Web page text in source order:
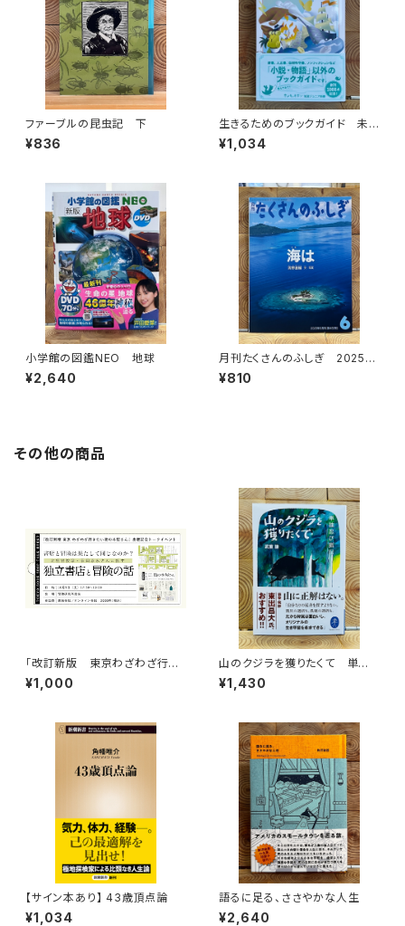
ファーブルの昆虫記 下
¥836
生きるためのブックガイド 未
来をつくる64冊
¥1,034
小学館の図鑑NEO 地球
¥2,640
月刊たくさんのふしぎ 2025年
6月号
¥810
その他の商品
「改訂新版 東京わざわざ行き
たい街の本屋さん」出版記念ト
ークイベント録画視聴権
¥1,000
山のクジラを獲りたくて 単独
忍び猟記（文庫版）
¥1,430
【サイン本あり】 43歳頂点論
¥1,034
語るに足る、ささやかな人生
¥2,640